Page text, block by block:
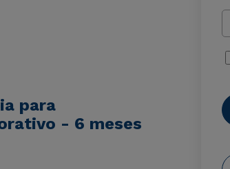
para
- 6 meses